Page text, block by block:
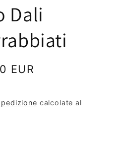
Dali
EUR
calcolate al